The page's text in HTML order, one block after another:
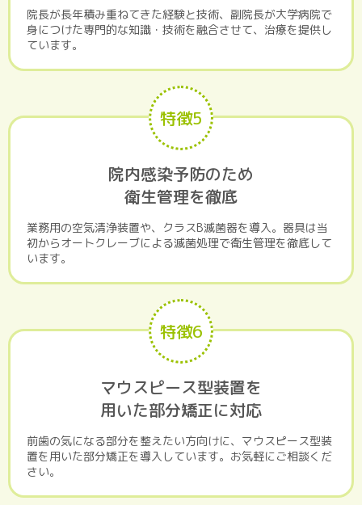
院長が長年積み重ねてきた経験と技術、副院長が大学病院で
身につけた専門的な知識・技術を融合させて、治療を提供し
ています。
特徴5
院内感染予防のため
衛生管理を徹底
業務用の空気清浄装置や、クラスB滅菌器を導入。器具は当
初からオートクレーブによる滅菌処理で衛生管理を徹底して
います。
特徴6
マウスピース型装置を
用いた部分矯正に対応
前歯の気になる部分を整えたい方向けに、マウスピース型装
置を用いた部分矯正を導入しています。お気軽にご相談くだ
さい。